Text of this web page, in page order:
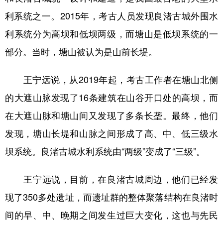
彩票 娱乐 时尚 悦读
公益 一带一路 亚太网 上市公司
文化产业
地方频道
北京 天津 河北 山西
辽宁 吉林 上海 江苏
浙江 安徽 福建 江西
山东 河南 湖北 湖南
广东 广西 海南 重庆
四川 贵州 云南 西藏
利系统之一。2015年，考古人员发现良渚古城外围水
利系统分为高坝和低坝两级，而塘山是低坝系统的一
部分。当时，塘山被认为是山前长堤。
王宁远说，从2019年起，考古工作者在塘山北侧
的大遮山脉发现了16条建筑在山谷开口处的高坝，而
在大遮山脉和塘山间又发现了多条长垄。最终，他们
发现，塘山长堤和山脉之间形成了高、中、低三级水
坝系统。良渚古城水利系统由“两级”变成了“三级”。
王宁远说，目前，在良渚古城周边，他们已经发
现了350多处遗址，而遗址群的整体聚落结构在良渚时
间的早、中、晚期之间发生过巨大变化，这也与先民